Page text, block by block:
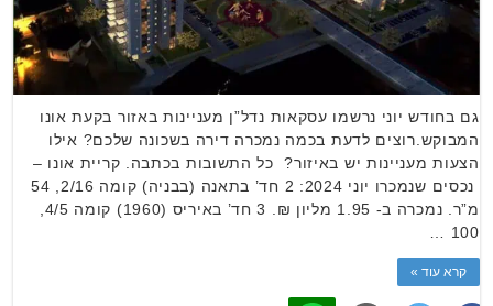
גם בחודש יוני נרשמו עסקאות נדל”ן מעניינות באזור בקעת אונו
המבוקש.רוצים לדעת בכמה נמכרה דירה בשכונה שלכם? אילו
הצעות מעניינות יש באיזור? כל התשובות בכתבה. קריית אונו –
נכסים שנמכרו יוני 2024: 2 חד’ בתאנה (בבניה) קומה 2/16, 54
100 …
קרא עוד »